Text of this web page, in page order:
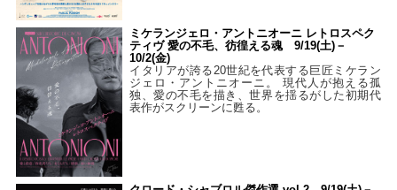
ミケランジェロ・アントニオーニ レトロスペク
ティヴ 愛の不毛、彷徨える魂 9/19(土)－
10/2(金)
イタリアが誇る20世紀を代表する巨匠ミケラン
ジェロ・アントニオーニ。 現代人が抱える孤
独、愛の不毛を描き、世界を揺るがした初期代
表作がスクリーンに甦る。